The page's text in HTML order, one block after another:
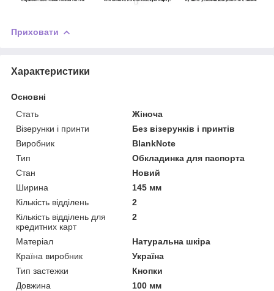
Приховати
Характеристики
Основні
Стать
Жіноча
Візерунки і принти
Без візерунків і принтів
Виробник
BlankNote
Тип
Обкладинка для паспорта
Стан
Новий
Ширина
145 мм
Кількість відділень
2
Кількість відділень для
кредитних карт
2
Матеріал
Натуральна шкіра
Країна виробник
Україна
Тип застежки
Кнопки
Довжина
100 мм